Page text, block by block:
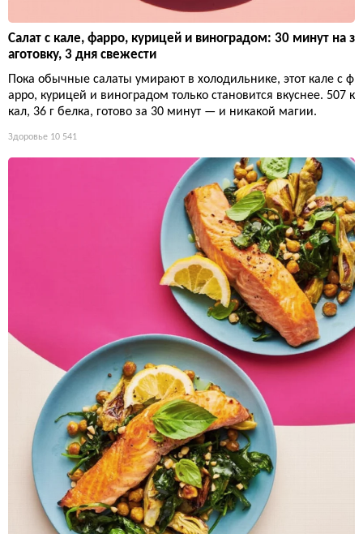
Салат с кале, фарро, курицей и виноградом: 30 минут на з
аготовку, 3 дня свежести
Пока обычные салаты умирают в холодильнике, этот кале с ф
арро, курицей и виноградом только становится вкуснее. 507 к
кал, 36 г белка, готово за 30 минут — и никакой магии.
Здоровье 10 541